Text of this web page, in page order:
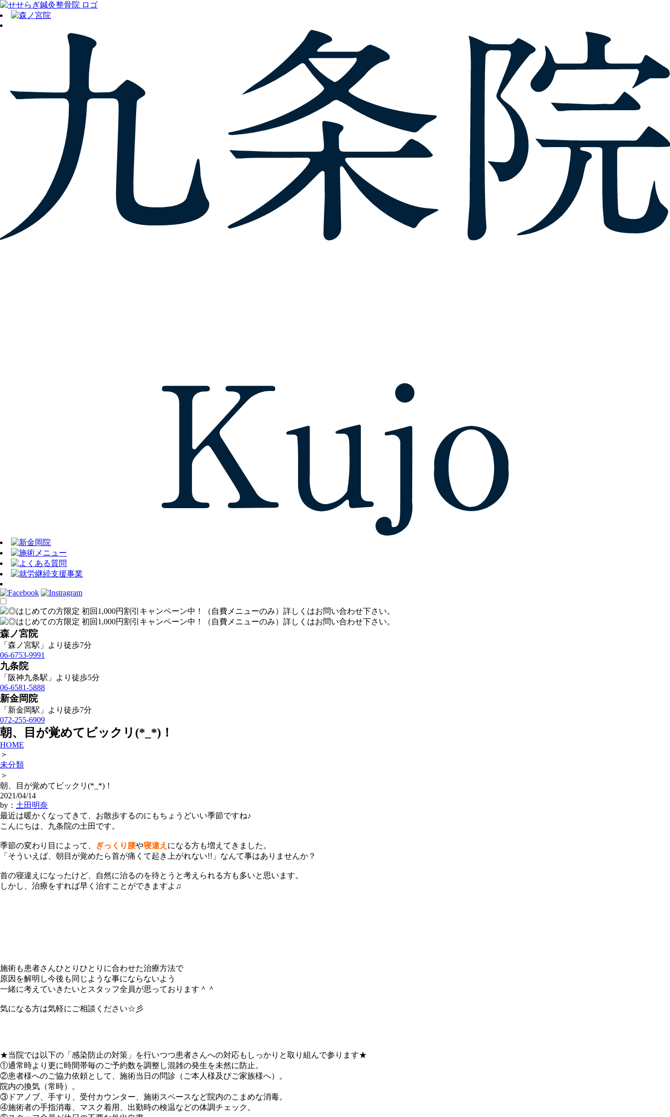
森ノ宮院
「森ノ宮駅」より徒歩7分
06-6753-9991
九条院
「阪神九条駅」より徒歩5分
06-6581-5888
新金岡院
「新金岡駅」より徒歩7分
072-255-6909
朝、目が覚めてビックリ(*_*)！
HOME
＞
未分類
＞
朝、目が覚めてビックリ(*_*)！
2021/04/14
by： 土田明奈
最近は暖かくなってきて、お散歩するのにもちょうどいい季節ですね♪
こんにちは、九条院の土田です。
季節の変わり目によって、 ぎっくり腰や寝違え になる方も増えてきました。
「そういえば、朝目が覚めたら首が痛くて起き上がれない!! 」なんて事はありませんか？
首の寝違えになったけど、自然に治るのを待とうと考えられる方も多いと思います。
しかし、治療をすれば早く治すことができますよ♫
施術も患者さんひとりひとりに合わせた治療方法で
原因を解明し今後も同じような事にならないよう
一緒に考えていきたいとスタッフ全員が思っております＾＾
気になる方は気軽にご相談ください☆彡
★当院では以下の「感染防止の対策」を行いつつ患者さんへの対応もしっかりと取り組んで参ります★
①通常時より更に時間帯毎のご予約数を調整し混雑の発生を未然に防止。
②患者様へのご協力依頼として、施術当日の問診（ご本人様及びご家族様へ）。
院内の換気（常時）。
③ドアノブ、手すり、受付カウンター、施術スペースなど院内のこまめな消毒。
④施術者の手指消毒、マスク着用、出勤時の検温などの体調チェック。